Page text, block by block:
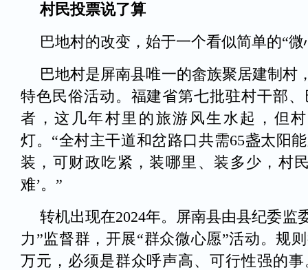
村民投票说了算
巴地村的改变，始于一个看似简单的“微
巴地村是屏南县唯一的畲族聚居建制村
特色民俗活动。福建省第七批驻村干部
者，这几年村里的旅游风生水起，但
灯。“全村主干道和岔路口共需65盏太阳
装，可财政吃紧，装哪里、装多少，村
难’。”
转机出现在2024年。屏南县由县纪委监
力”监督群，开展“群众微心愿”活动。规
万元，必须是群众呼声高、可行性强的